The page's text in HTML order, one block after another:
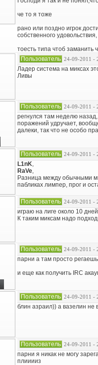
че то я тоже
рано или поздно игрок
собственного
тоесть типа чтоб заманить
Пользователь 24-09-2011 -
Ладер система на миксах
Ливы
Пользователь 24-09-2011 -
регнулся там неделю
поражений удручает,
далеки, так что не особо
Пользователь 24-09-2011 -
L1nK,
RaVe,
Разница между обычными
пабликах лимпер, прог и
Пользователь 24-09-2011 -
играю на лиге около 10
К таким миксам надо
Пользователь 24-09-2011 -
парни а там просто
и еще как получить IRC
Пользователь 24-09-2011 -
блин азраил)) а вазелин не
Пользователь 24-09-2011 -
парни я никак не могу
плииииз